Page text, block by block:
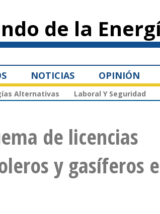
principal
de la
NOTICIAS OPINIÓN
Alternativas Laboral Y Seguridad
de licencias
y gasíferos